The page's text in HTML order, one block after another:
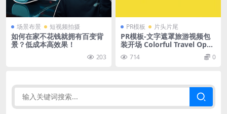
场景布景 短视频拍摄
如何在家不花钱就拥有百变背
景？低成本高效果！
203
PR模板 片头片尾
PR模板-文字遮罩旅游视频包
装开场 Colorful Travel Open
er Typography Slideshow
714 0